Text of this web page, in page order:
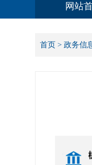
网站
首页 > 政务信